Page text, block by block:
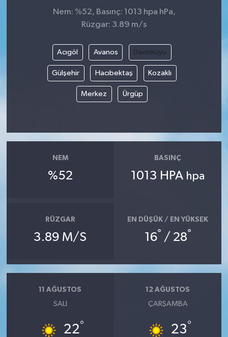
Nem: %52, Basınç: 1013 hpa hPa,
Rüzgar: 3.89 m/s
Acıgöl Avanos Derinkuyu
Gülşehir Hacıbektaş Kozaklı
Merkez Ürgüp
NEM
%52
BASINÇ
1013 HPA hpa
RÜZGAR
3.89 M/S
EN DÜŞÜK / EN YÜKSEK
16° / 28°
11 AĞUSTOS
SALI
22°
12 AĞUSTOS
ÇARŞAMBA
23°